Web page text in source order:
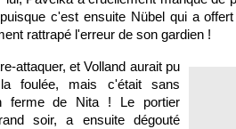
c'est ensuite Nübel qui a
rattrapé l'erreur de son gardien !
attaquer, et Volland aurait pu
foulée, mais c'était sans
ferme de Nita ! Le portier
soir, a ensuite dégouté